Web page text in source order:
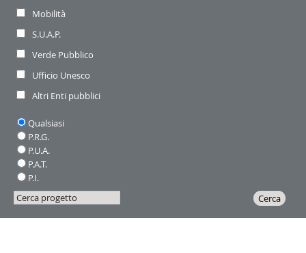
Mobilità
S.U.A.P.
Verde Pubblico
Ufficio Unesco
Altri Enti pubblici
Piano:Qualsiasi
P.R.G.
P.U.A.
P.A.T.
P.I.
Cerca
progetto
la
ricerca
Cerca